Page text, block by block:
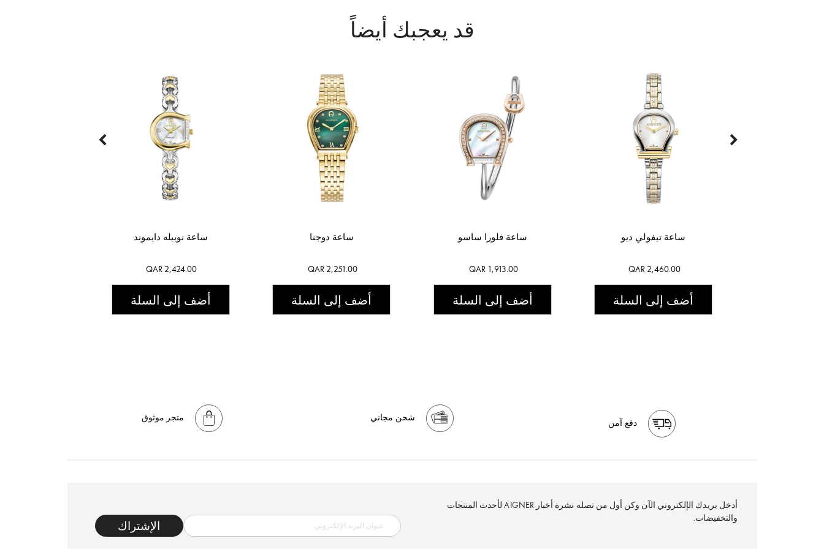
قد يعجبك أيضاً
ساعة نوبيله دايموند
QAR 2,424.00
أضف إلى السلة
ساعة دوجنا
QAR 2,251.00
أضف إلى السلة
ساعة فلورا ساسو
QAR 1,913.00
أضف إلى السلة
ساعة تيفولي ديو
QAR 2,460.00
أضف إلى السلة